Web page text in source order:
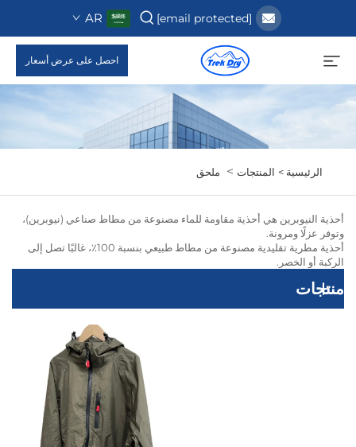
[email protected]
AR
احصل على عرض أسعار
الرئيسية > المنتجات> ملحق
أحذية النيوبرين هي أحذية مقاومة للماء مصنوعة من مطاط صناعي (نيوبرين)،
وتوفر عزلًا ومرونة.
أحذية مطرية تقليدية مصنوعة من مطاط طبيعي بنسبة 100٪، غالبًا تصل إلى
الركبة أو الخصر.
منتجات